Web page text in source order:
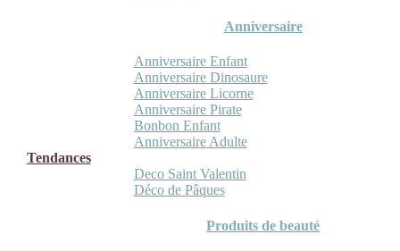
Anniversaire
Anniversaire Enfant
Anniversaire Dinosaure
Anniversaire Licorne
Anniversaire Pirate
Bonbon Enfant
Anniversaire Adulte
Tendances
Deco Saint Valentin
Déco de Pâques
Produits de beauté